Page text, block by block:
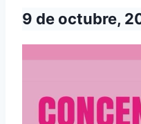
9 de octubre,